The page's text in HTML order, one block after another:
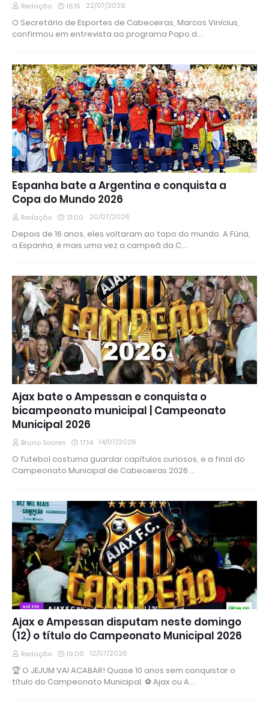
Redação 16:15 22/07/2026
O Secretário de Esportes de Cabeceiras, Marcos Vinícius,
confirmou em entrevista ao programa Papo d…
Espanha bate a Argentina e conquista a
Copa do Mundo 2026
Redação 21:00 20/07/2026
Depois de 16 anos, eles voltaram ao topo do mundo. A Fúria,
a Espanha, é mais uma vez a campeã da C…
Ajax bate o Ampessan e conquista o
bicampeonato municipal | Campeonato
Municipal 2026
Bruno Soares 17:14 14/07/2026
O futebol costuma guardar capítulos curiosos, e a final do
Campeonato Municipal de Cabeceiras 2026 …
Ajax e Ampessan disputam neste domingo
(12) o título do Campeonato Municipal 2026
Redação 19:00 12/07/2026
🏆 O JEJUM VAI ACABAR! Quase 10 anos sem conquistar o
título do Campeonato Municipal. ⚽ Ajax ou A…